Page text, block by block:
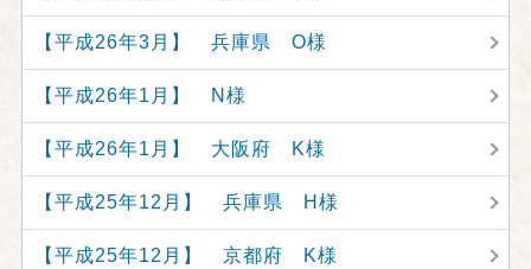
【平成26年3月】 兵庫県 O様
【平成26年1月】 N様
【平成26年1月】 大阪府 K様
【平成25年12月】 兵庫県 H様
【平成25年12月】 京都府 K様